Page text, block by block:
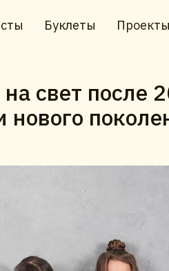
Буклеты Проекты
свет после
нового